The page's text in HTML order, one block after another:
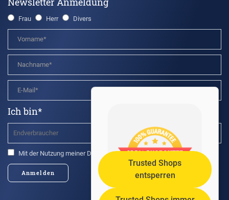
Frau Herr Divers
Ich bin*
Mit der Nutzung meiner Daten bin ich einverstanden.*
Anmelden
Trusted Shops
entsperren